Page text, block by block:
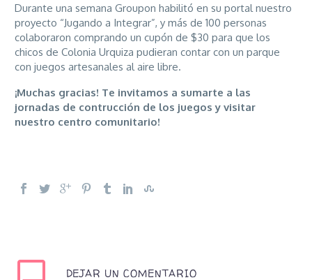
Durante una semana Groupon habilitó en su portal nuestro
proyecto “Jugando a Integrar”, y más de 100 personas
colaboraron comprando un cupón de $30 para que los
chicos de Colonia Urquiza pudieran contar con un parque
con juegos artesanales al aire libre.
¡Muchas gracias! Te invitamos a sumarte a las
jornadas de contrucción de los juegos y visitar
nuestro centro comunitario!
DEJAR UN COMENTARIO